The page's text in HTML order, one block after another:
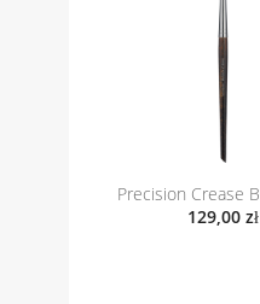
129,00 zł